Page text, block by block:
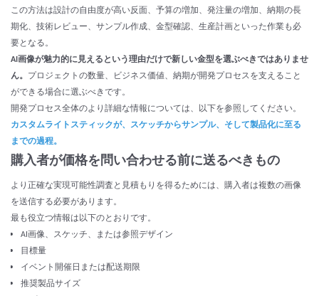
この方法は設計の自由度が高い反面、予算の増加、発注量の増加、納期の長
期化、技術レビュー、サンプル作成、金型確認、生産計画といった作業も必
要となる。
AI画像が魅力的に見えるという理由だけで新しい金型を選ぶべきではありませ
ん。 プロジェクトの数量、ビジネス価値、納期が開発プロセスを支えること
ができる場合に選ぶべきです。
開発プロセス全体のより詳細な情報については、以下を参照してください。
カスタムライトスティックが、スケッチからサンプル、そして製品化に至る
までの過程。
購入者が価格を問い合わせる前に送るべきもの
より正確な実現可能性調査と見積もりを得るためには、購入者は複数の画像
を送信する必要があります。
最も役立つ情報は以下のとおりです。
AI画像、スケッチ、または参照デザイン
目標量
イベント開催日または配送期限
推奨製品サイズ